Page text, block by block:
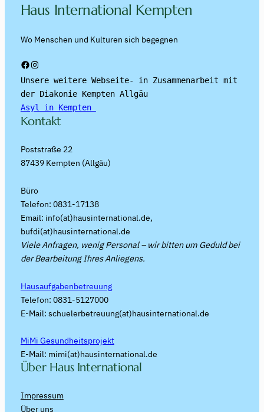
Haus International Kempten
Wo Menschen und Kulturen sich begegnen
Facebook Instagram
Unsere weitere Webseite- in Zusammenarbeit mit
der Diakonie Kempten Allgäu
Asyl in Kempten
Kontakt
Poststraße 22
87439 Kempten (Allgäu)
Büro
Telefon: 0831-17138
Email: info(at)hausinternational.de,
bufdi(at)hausinternational.de
Viele Anfragen, wenig Personal – wir bitten um Geduld bei
der Bearbeitung Ihres Anliegens.
Hausaufgabenbetreuung
Telefon: 0831-5127000
E-Mail: schuelerbetreuung(at)hausinternational.de
MiMi Gesundheitsprojekt
E-Mail: mimi(at)hausinternational.de
Über Haus International
Impressum
Über uns